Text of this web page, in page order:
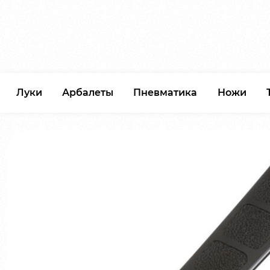
Луки Арбалеты Пневматика Ножи